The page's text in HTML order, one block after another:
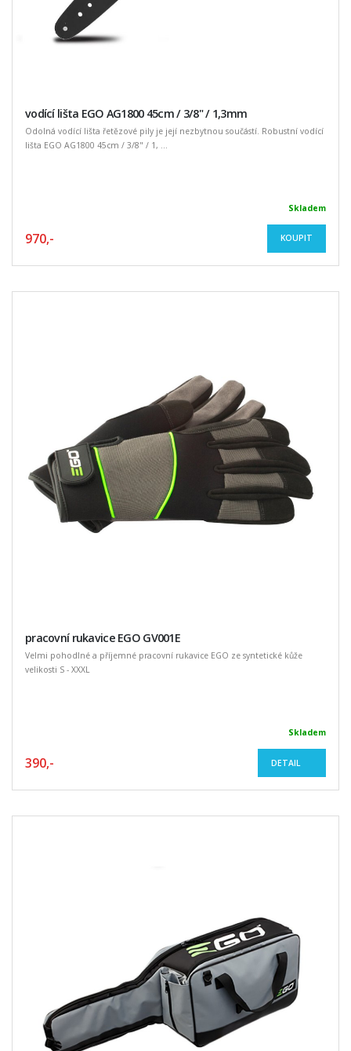
vodící lišta EGO AG1800 45cm / 3/8" / 1,3mm
Odolná vodící lišta řetězové pily je její nezbytnou součástí. Robustní vodící
lišta EGO AG1800 45cm / 3/8" / 1, ...
Skladem
970,- KOUPIT
pracovní rukavice EGO GV001E
Velmi pohodlné a příjemné pracovní rukavice EGO ze syntetické kůže
velikosti S - XXXL
Skladem
390,- DETAIL